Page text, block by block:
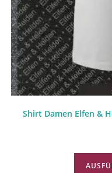
Shirt Damen Elfen &